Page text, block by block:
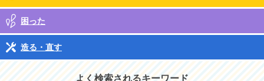
困った
造る・直す
よく検索されるキーワード